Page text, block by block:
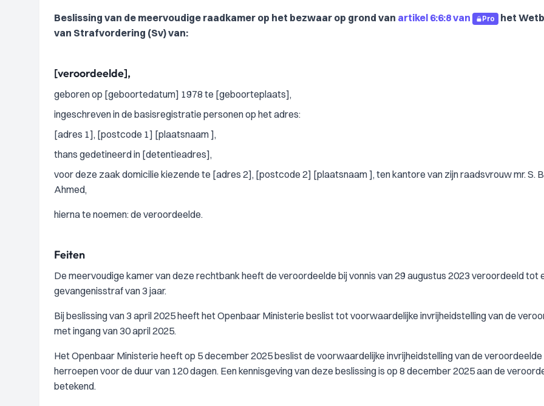
Beslissing van de meervoudige raadkamer op het bezwaar op grond van artikel 6:6:8 van Pro
het
van Strafvordering (Sv) van:
[veroordeelde],
geboren op [geboortedatum] 1978 te [geboorteplaats],
ingeschreven in de basisregistratie personen op het adres:
[adres 1], [postcode 1] [plaatsnaam ],
thans gedetineerd in [detentieadres],
voor deze zaak domicilie kiezende te [adres 2], [postcode 2] [plaatsnaam ], ten kantore van zijn raadsvrouw mr. S.
Ahmed,
hierna te noemen: de veroordeelde.
Feiten
De meervoudige kamer van deze rechtbank heeft de veroordeelde bij vonnis van 29 augustus 2023 veroordeeld tot
gevangenisstraf van 3 jaar.
Bij beslissing van 3 april 2025 heeft het Openbaar Ministerie beslist tot voorwaardelijke invrijheidstelling van de
met ingang van 30 april 2025.
Het Openbaar Ministerie heeft op 5 december 2025 beslist de voorwaardelijke invrijheidstelling van de
herroepen voor de duur van 120 dagen. Een kennisgeving van deze beslissing is op 8 december 2025 aan de
betekend.